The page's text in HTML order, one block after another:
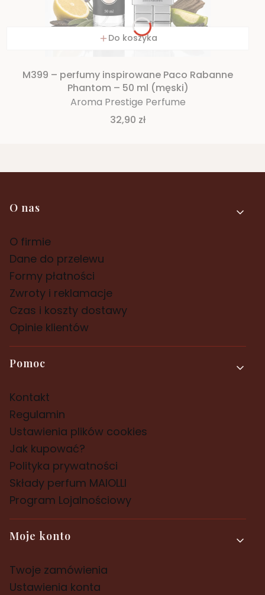
Do koszyka
M399 – perfumy inspirowane Paco Rabanne
Phantom – 50 ml (męski)
Aroma Prestige Perfume
Cena
32,90 zł
Linki w stopce
O nas
O firmie
Dane do przelewu
Formy płatności
Zwroty i reklamacje
Czas i koszty dostawy
Opinie klientów
Pomoc
Kontakt
Regulamin
Ustawienia plików cookies
Jak kupować?
Polityka prywatności
Składy perfum MAIOLLI
Program Lojalnościowy
Moje konto
Twoje zamówienia
Ustawienia konta